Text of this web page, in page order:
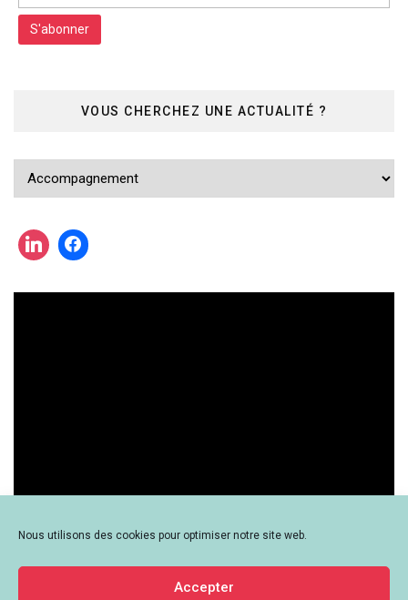
Nous utilisons des cookies pour optimiser notre site web.
Accepter
VOUS CHERCHEZ UNE ACTUALITÉ ?
Vous
cherchez
actualité
?